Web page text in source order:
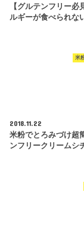
【グルテンフリー必
ルギーが食べられな
米
2018.11.22
米粉でとろみづけ超
ンフリークリームシ